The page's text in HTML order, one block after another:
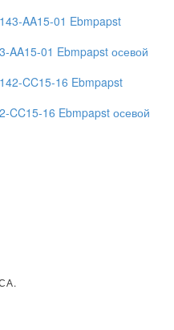
AA15-01 Ebmpapst осевой
CC15-16 Ebmpapst осевой